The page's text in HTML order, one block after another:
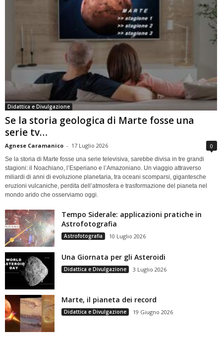
Didattica e Divulgazione
Se la storia geologica di Marte fosse una
serie tv…
Agnese Caramanico - 17 Luglio 2026 0
Se la storia di Marte fosse una serie televisiva, sarebbe divisa in tre grandi
stagioni: il Noachiano, l’Esperiano e l’Amazoniano. Un viaggio attraverso
miliardi di anni di evoluzione planetaria, tra oceani scomparsi, gigantesche
eruzioni vulcaniche, perdita dell’atmosfera e trasformazione del pianeta nel
mondo arido che osserviamo oggi.
Tempo Siderale: applicazioni pratiche in
Astrofotografia
Astrofotografia 10 Luglio 2026
Una Giornata per gli Asteroidi
Didattica e Divulgazione 3 Luglio 2026
Marte, il pianeta dei record
Didattica e Divulgazione 19 Giugno 2026